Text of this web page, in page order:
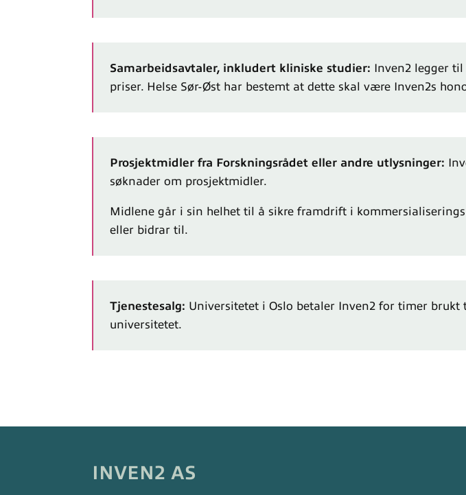
Samarbeidsavtaler, inkludert kliniske studier: Inven2 legger til
priser. Helse Sør-Øst har bestemt at dette skal være Inven2s
Prosjektmidler fra Forskningsrådet eller andre utlysninger:
søknader om prosjektmidler.
Midlene går i sin helhet til å sikre framdrift i
eller bidrar til.
Tjenestesalg: Universitetet i Oslo betaler Inven2 for timer brukt
universitetet.
INVEN2 AS